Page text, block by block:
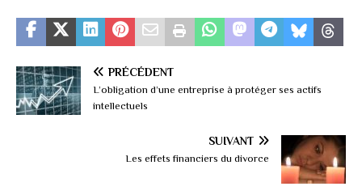
PRÉCÉDENT
L’obligation d’une entreprise à protéger ses actifs
intellectuels
SUIVANT
Les effets financiers du divorce